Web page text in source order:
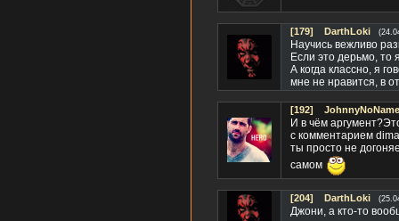
[179] DarthLoki
Научись вежливо
Если это дерьмо, то
А когда классно, я
мне не нравится, в
[192]
И в чём
с комментарием
ты просто не
самом
[204] DarthLoki
Джони, а кто-то